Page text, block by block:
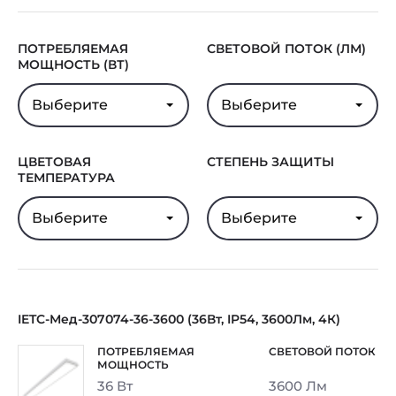
Минпромторга
Гарантия 5 лет
ПОТРЕБЛЯЕМАЯ
МОЩНОСТЬ (ВТ)
Выберите
СВЕТОВОЙ ПОТОК (ЛМ)
Выберите
ЦВЕТОВАЯ
ТЕМПЕРАТУРА
Выберите
СТЕПЕНЬ ЗАЩИТЫ
Выберите
IETC-Мед-307074-36-3600 (36Вт, IP54, 3600Лм, 4К)
36 Вт 3600 Лм